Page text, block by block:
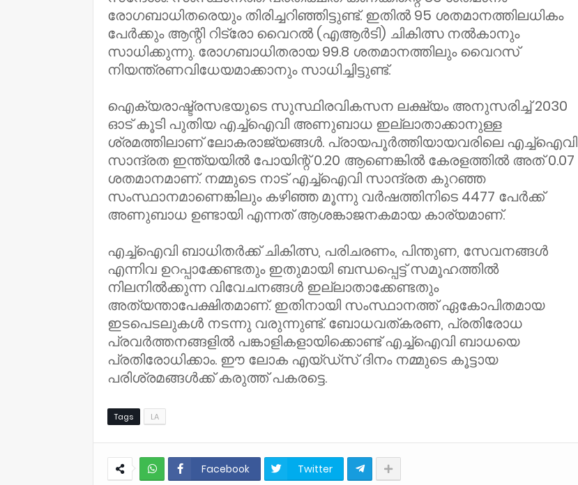
രോഗബാധിതരെയും തിരിച്ചറിഞ്ഞിട്ടുണ്ട്. ഇതില്‍ 95 ശതമാനത്തിലധികം
പേര്‍ക്കും ആന്റി റിട്രോ വൈറല്‍ (എആര്‍ടി) ചികിത്സ നല്‍കാനും
സാധിക്കുന്നു. രോഗബാധിതരായ 99.8 ശതമാനത്തിലും വൈറസ്
നിയന്ത്രണവിധേയമാക്കാനും സാധിച്ചിട്ടുണ്ട്.
ഐക്യരാഷ്ട്രസഭയുടെ സുസ്ഥിരവികസന ലക്ഷ്യം അനുസരിച്ച് 2030
ഓട് കൂടി പുതിയ എച്ച്ഐവി അണുബാധ ഇല്ലാതാക്കാനുള്ള
ശ്രമത്തിലാണ് ലോകരാജ്യങ്ങൾ. പ്രായപൂർത്തിയായവരിലെ എച്ച്ഐവി
സാന്ദ്രത ഇന്ത്യയിൽ പോയിന്റ് 0.20 ആണെങ്കിൽ കേരളത്തിൽ അത് 0.07
ശതമാനമാണ്. നമ്മുടെ നാട് എച്ച്ഐവി സാന്ദ്രത കുറഞ്ഞ
സംസ്ഥാനമാണെങ്കിലും കഴിഞ്ഞ മൂന്നു വർഷത്തിനിടെ 4477 പേർക്ക്
അണുബാധ ഉണ്ടായി എന്നത് ആശങ്കാജനകമായ കാര്യമാണ്.
എച്ച്ഐവി ബാധിതർക്ക് ചികിത്സ, പരിചരണം, പിന്തുണ, സേവനങ്ങൾ
എന്നിവ ഉറപ്പാക്കേണ്ടതും ഇതുമായി ബന്ധപ്പെട്ട് സമൂഹത്തിൽ
നിലനിൽക്കുന്ന വിവേചനങ്ങൾ ഇല്ലാതാക്കേണ്ടതും
അത്യന്താപേക്ഷിതമാണ്. ഇതിനായി സംസ്ഥാനത്ത് ഏകോപിതമായ
ഇടപെടലുകൾ നടന്നു വരുന്നുണ്ട്. ബോധവത്കരണ, പ്രതിരോധ
പ്രവർത്തനങ്ങളിൽ പങ്കാളികളായിക്കൊണ്ട് എച്ച്ഐവി ബാധയെ
പ്രതിരോധിക്കാം. ഈ ലോക എയ്ഡ്സ് ദിനം നമ്മുടെ കൂട്ടായ
പരിശ്രമങ്ങൾക്ക് കരുത്ത് പകരട്ടെ.
Tags LA
Facebook Twitter